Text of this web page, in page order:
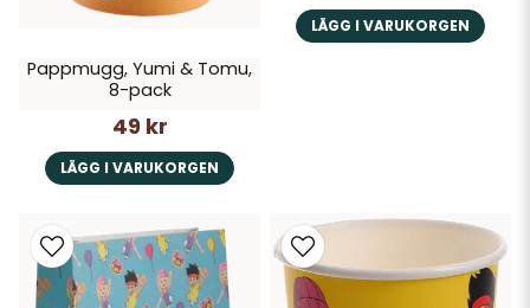
Pappmugg, Yumi & Tomu,
8-pack
49 kr
LÄGG I VARUKORGEN
LÄGG I VARUKORGEN